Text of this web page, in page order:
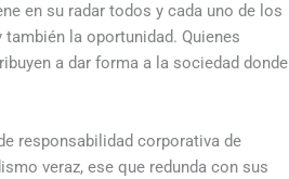
en su radar todos y cada uno de los
la oportunidad. Quienes
a dar forma a la sociedad donde
responsabilidad corporativa de
veraz, ese que redunda con sus